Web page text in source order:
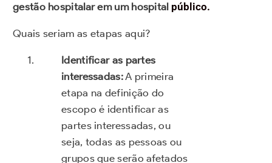
gestão hospitalar em um hospital público.
Quais seriam as etapas aqui?
Identificar as partes
interessadas:A primeira
etapa na definição do
escopo é identificar as
partes interessadas, ou
seja, todas as pessoas ou
grupos que serão afetados